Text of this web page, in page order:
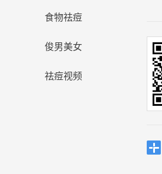
食物祛痘
俊男美女
祛痘视频